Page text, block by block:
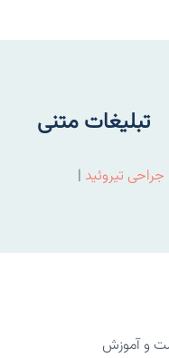
تبلیغات متنی
جراحی تیروئید |
و آموزش